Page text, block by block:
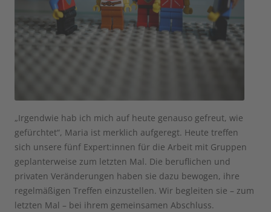
„Irgendwie hab ich mich auf heute genauso gefreut, wie
gefürchtet“, Maria ist merklich aufgeregt. Heute treffen
sich unsere fünf Expert:innen für die Arbeit mit Gruppen
geplanterweise zum letzten Mal. Die beruflichen und
privaten Veränderungen haben sie dazu bewogen, ihre
regelmäßigen Treffen einzustellen. Wir begleiten sie – zum
letzten Mal – bei ihrem gemeinsamen Abschluss.